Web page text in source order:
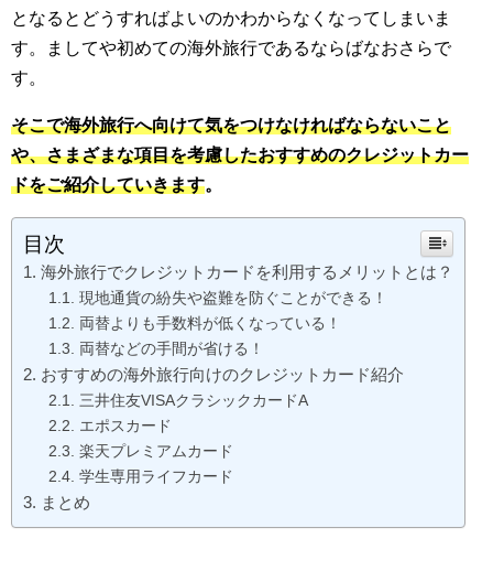
となるとどうすればよいのかわからなくなってしまいま
す。ましてや初めての海外旅行であるならばなおさらで
す。
そこで海外旅行へ向けて気をつけなければならないこと
や、さまざまな項目を考慮したおすすめのクレジットカー
ドをご紹介していきます。
目次
海外旅行でクレジットカードを利用するメリットとは？
現地通貨の紛失や盗難を防ぐことができる！
両替よりも手数料が低くなっている！
両替などの手間が省ける！
おすすめの海外旅行向けのクレジットカード紹介
三井住友VISAクラシックカードA
エポスカード
楽天プレミアムカード
学生専用ライフカード
まとめ